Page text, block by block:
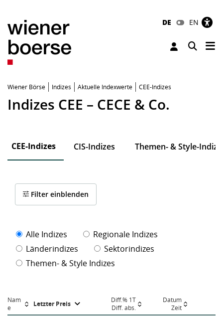
DE EN
Toggle
Wiener Börse Indizes Aktuelle Indexwerte CEE-Indizes
Indizes CEE – CECE & Co.
CEE-Indizes CIS-Indizes Themen- & Style-
Filter einblenden
Alle Indizes
Regionale Indizes
Länderindizes
Sektorindizes
Themen- & Style Indizes
Nam
e
Letzter Preis
Diff.% 1T
Diff. abs.
Datum
Zeit